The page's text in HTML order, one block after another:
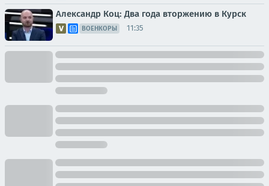
Александр Коц: Два года вторжению в Курск
ВОЕНКОРЫ 11:35